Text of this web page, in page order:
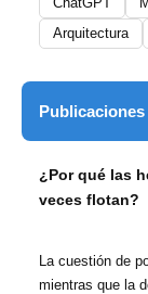
Arquitectura
¿Por qué las
veces flotan?
La cuestión de
mientras que la